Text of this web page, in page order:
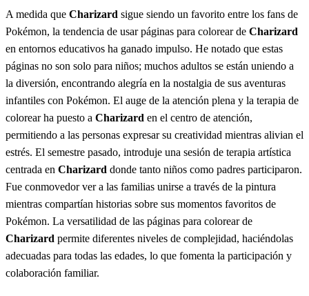
A medida que Charizard sigue siendo un favorito entre los fans de
Pokémon, la tendencia de usar páginas para colorear de Charizard
en entornos educativos ha ganado impulso. He notado que estas
páginas no son solo para niños; muchos adultos se están uniendo a
la diversión, encontrando alegría en la nostalgia de sus aventuras
infantiles con Pokémon. El auge de la atención plena y la terapia de
colorear ha puesto a Charizard en el centro de atención,
permitiendo a las personas expresar su creatividad mientras alivian el
estrés. El semestre pasado, introduje una sesión de terapia artística
centrada en Charizard donde tanto niños como padres participaron.
Fue conmovedor ver a las familias unirse a través de la pintura
mientras compartían historias sobre sus momentos favoritos de
Pokémon. La versatilidad de las páginas para colorear de
Charizard permite diferentes niveles de complejidad, haciéndolas
adecuadas para todas las edades, lo que fomenta la participación y
colaboración familiar.